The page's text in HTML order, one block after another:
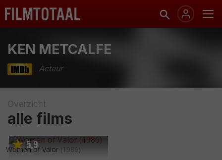
KEN METCALFE
Acteur
Overzicht
alle films
5,9
Women of Valor (1986)